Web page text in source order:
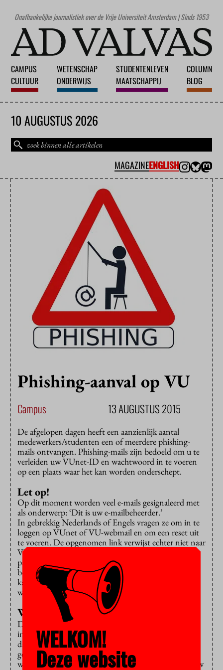
Onafhankelijke journalistiek over de Vrije Universiteit Amsterdam | Sinds 1953
CAMPUS
CULTUUR
WETENSCHAP
ONDERWIJS
STUDENTENLEVEN
MAATSCHAPPIJ
COLUMN
BLOG
10 AUGUSTUS 2026
MAGAZINEENGLISH
Phishing-aanval op VU
Campus 13 AUGUSTUS 2015
De afgelopen dagen heeft een aanzienlijk aantal
medewerkers/studenten een of meerdere phishing-
mails ontvangen. Phishing-mails zijn bedoeld om u te
verleiden uw VUnet-ID en wachtwoord in te voeren
op een plaats waar het kan worden onderschept.
Let op!
Op dit moment worden veel e-mails gesignaleerd met
als onderwerp: ‘Dit is uw e-mailbeheerder.’
In gebrekkig Nederlands of Engels vragen ze om in te
loggen op VUnet of VU-webmail en om een reset uit
te voeren. De opgenomen link verwijst echter niet naar
VUnet of VU-webmail, maar naar een VU-lookalike-
pagina. Als u daarop inlogt, heeft de aanvaller
beschikking over uw VUNet-ID en wachtwoord en
kan daardoor misbruik maken van uw identiteit. Zo
wordt door misbruikte accounts spam verstuurd.
Wachtwoord wijzigen
De IT-Servicedesk zal u nooit per e-mail om uw
inloggegevens vragen of verwijzen naar een link om
dat te doen. Als u de link in het mailbericht heeft
gebruikt en daar op de lookalike-pagina VUnet-ID en
wachtwoord heeft ingevuld,moetu
uw
WELKOM!
Deze website